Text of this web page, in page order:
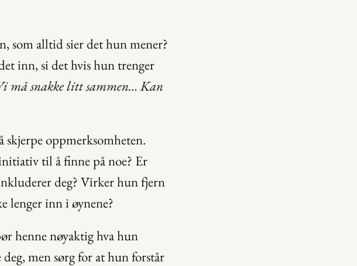
som alltid sier det hun mener?
inn, si det hvis hun trenger
må snakke litt sammen… Kan
oppmerksomheten.
til å finne på noe? Er
deg? Virker hun fjern
lenger inn i øynene?
henne nøyaktig hva hun
men sørg for at hun forstår